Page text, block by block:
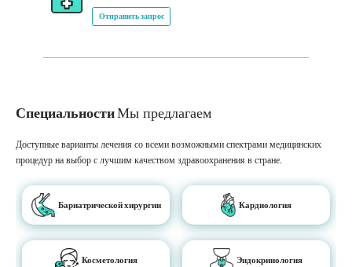
Отправить запрос
СпециальностиМы предлагаем
Доступные варианты лечения со всеми возможными спектрами медицинских
процедур на выбор с лучшим качеством здравоохранения в стране.
Бариатрической хирургии Кардиология
Косметология Эндокринология